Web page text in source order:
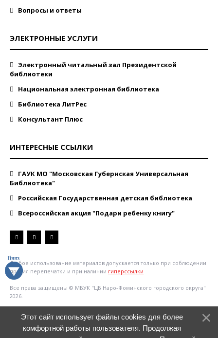
Вопросы и ответы
ЭЛЕКТРОННЫЕ УСЛУГИ
Электронный читальный зал Президентской
библиотеки
Национальная электронная библиотека
Библиотека ЛитРес
Консультант Плюс
ИНТЕРЕСНЫЕ ССЫЛКИ
ГАУК МО "Московская Губернская Универсальная
Библиотека"
Российская Государственная детская библиотека
Всероссийская акция "Подари ребенку книгу"
Любое использование материалов допускается только при соблюдении
правил перепечатки и при наличии гиперссылки
Все права защищены © МБУК "ЦБ Наро-Фоминского городского округа"
2026.
Этот сайт использует файлы cookies для более
комфортной работы пользователя. Продолжая